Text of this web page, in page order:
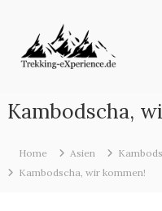
content
eXperience.de
Reiseberichte
aus
Welt
Kambodscha,
Home Asien
Kambodscha, wir kommen!